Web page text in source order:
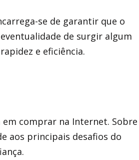
se de garantir que o
de surgir algum
e eficiência.
comprar na Internet. Sobre
aos principais desafios do